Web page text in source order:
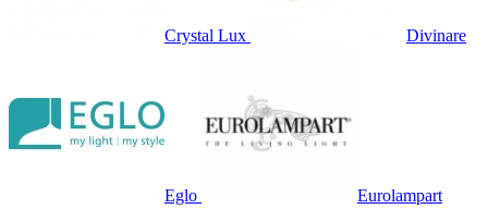
Crystal Lux Divinare
Eglo Eurolampart